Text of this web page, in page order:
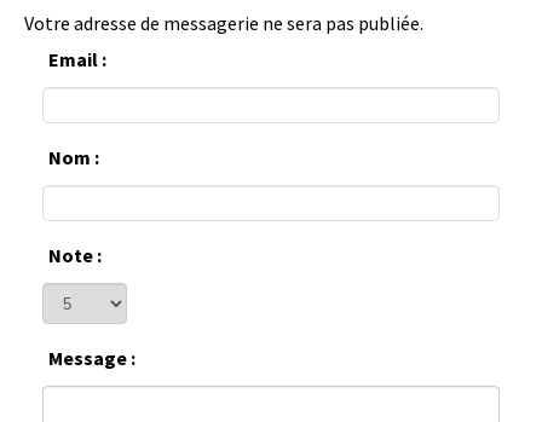
Votre adresse de messagerie ne sera pas publiée.
Email :
Nom :
Note :
Message :